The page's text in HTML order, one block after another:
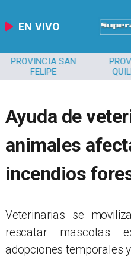
EN VIVO
PROVINCIA SAN
FELIPE
Ayuda de
animales
incendios
Veterinarias se
rescatar mascotas
adopciones temporales